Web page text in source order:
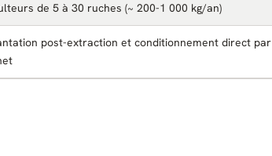
de 5 à 30 ruches (~ 200-1 000 kg/an)
post-extraction et conditionnement direct par